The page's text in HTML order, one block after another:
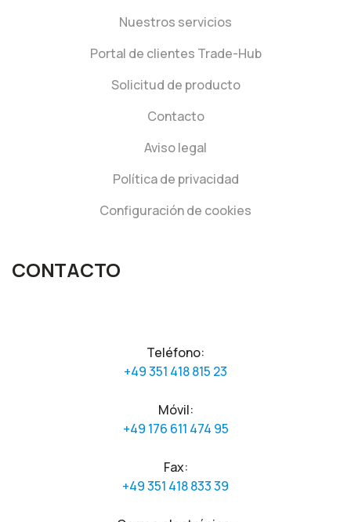
Nuestros servicios
Portal de clientes Trade-Hub
Solicitud de producto
Contacto
Aviso legal
Política de privacidad
Configuración de cookies
CONTACTO
Teléfono:
+49 351 418 815 23
Móvil:
+49 176 611 474 95
Fax:
+49 351 418 833 39